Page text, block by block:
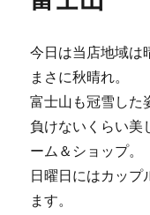
今日は当店地域は
まさに秋晴れ。
富士山も冠雪した
負けないくらい美
ーム＆ショップ。
日曜日にはカップ
ます。